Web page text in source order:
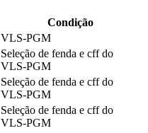
Condição
VLS-PGM
Seleção de fenda e cff do
VLS-PGM
Seleção de fenda e cff do
VLS-PGM
Seleção de fenda e cff do
VLS-PGM